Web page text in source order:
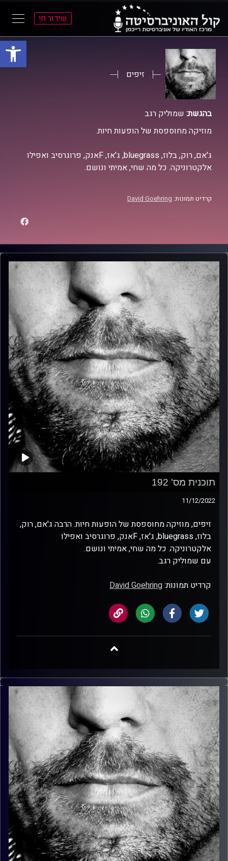
פתח
התפריט
הראשי
התוכן
הראשי
שידור חי
זיפים
בהגשת: שמוליק רגב
מוזיקה מחוספסת של הופעות חיות.
ג'אם, רוק, בלוז, bluegrass, ג'אז, Fאנק, פרוגרסיב ואפילו
אלקטרוניקה. כל מה שחי, אמיתי ונושם.
קרדיט תמונות: David Goehring
תוכנית מס' 192
11/12/2022
זיפים, מוזיקה מחוספסת של הופעות חיות. הרבה ג'אם, רוק,
בלוז, bluegrass, ג'אז, Fאנק, פרוגרסיב ואפילו
אלקטרוניקה. כל מה שחי, אמיתי ונושם.
עם שמוליק רגב.
קרדיט תמונות:David Goehring